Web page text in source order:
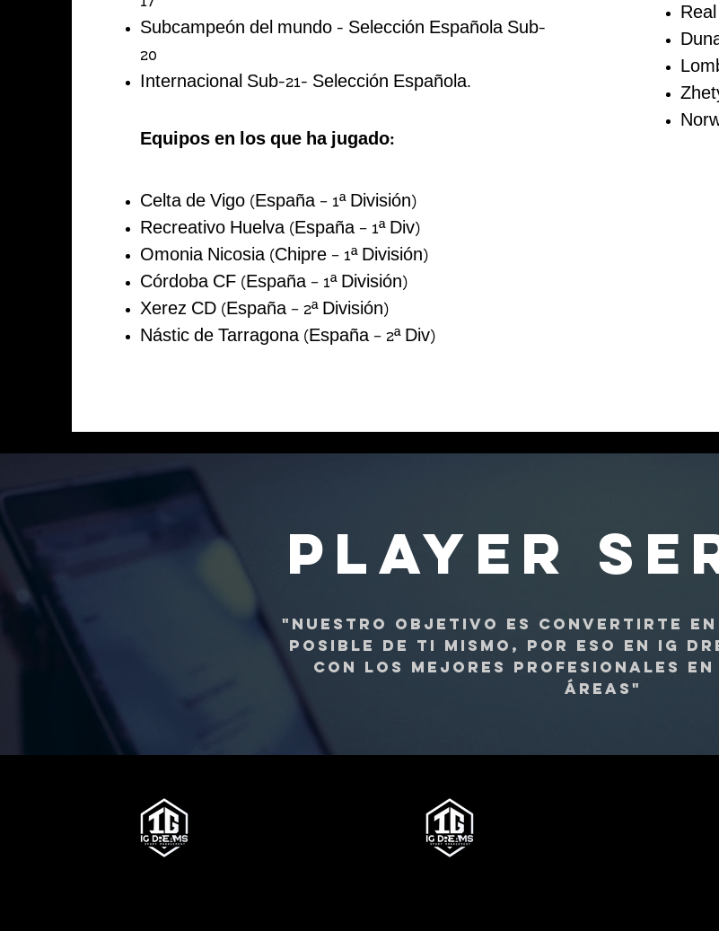
Subcampeón del mundo - Selección Española Sub-
20
Internacional Sub-21- Selección Española.
Equipos en los que ha jugado:
Celta de Vigo (España – 1ª División)
Recreativo Huelva (España – 1ª Div)
Omonia Nicosia (Chipre – 1ª División)
Córdoba CF (España – 1ª División)
Xerez CD (España – 2ª División)
Nástic de Tarragona (España – 2ª Div)
PLAYER
"Nuestro objetivo es convertirte
posible de ti mismo, por eso en IG
con los mejores profesionales
áreas"